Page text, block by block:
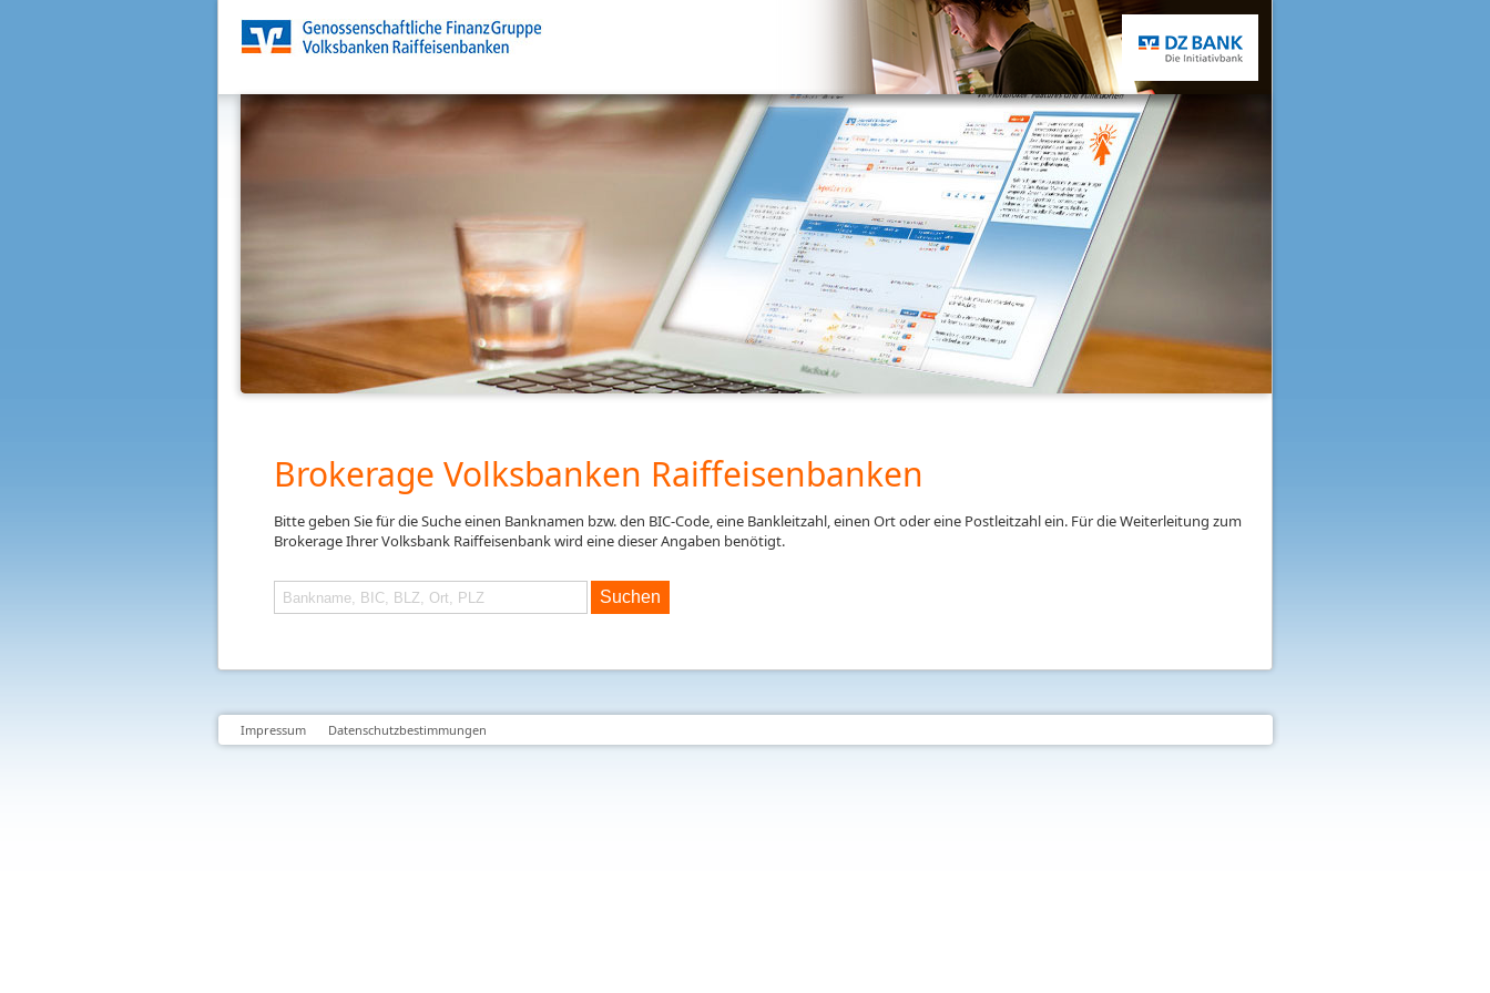
Brokerage Volksbanken Raiffeisenbanken
Bitte geben Sie für die Suche einen Banknamen bzw. den BIC-Code, eine Bankleitzahl, einen Ort oder eine Postleitzahl ein. Für die Weiterleitung zum
Brokerage Ihrer Volksbank Raiffeisenbank wird eine dieser Angaben benötigt.
Suchen
Impressum Datenschutzbestimmungen